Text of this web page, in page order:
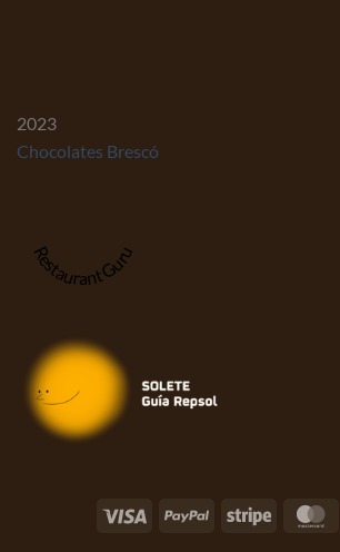
2023
Chocolates Brescó
Restaurant Guru